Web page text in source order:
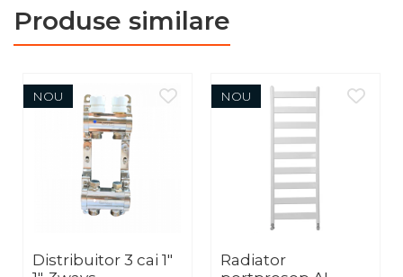
Produse similare
NOU
Distribuitor 3 cai 1"
NOU
Radiator